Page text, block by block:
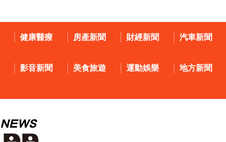
健康醫療 房產新聞 財經新聞 汽車新聞
影音新聞 美食旅遊 運動娛樂 地方新聞